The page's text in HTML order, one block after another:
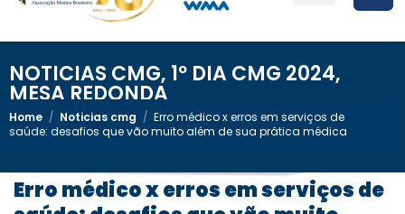
NOTICIAS CMG, 1º DIA CMG 2024,
MESA REDONDA
Home / Noticias cmg / Erro médico x erros em serviços de
saúde: desafios que vão muito além de sua prática médica
Erro médico x erros em serviços de